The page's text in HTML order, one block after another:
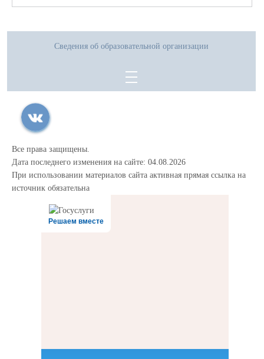
Сведения об образовательной организации
Все права защищены.
Дата последнего изменения на сайте: 04.08.2026
При использовании материалов сайта активная прямая ссылка на
источник обязательна
Решаем вместе